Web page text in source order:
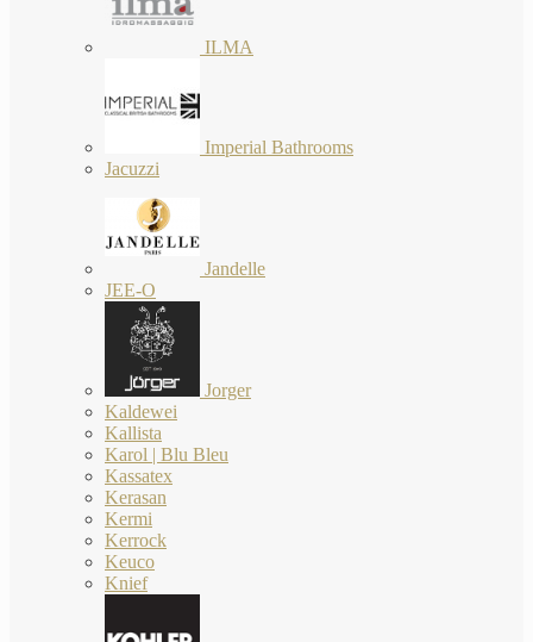
ILMA
Imperial Bathrooms
Jacuzzi
Jandelle
JEE-O
Jorger
Kaldewei
Kallista
Karol | Blu Bleu
Kassatex
Kerasan
Kermi
Kerrock
Keuco
Knief